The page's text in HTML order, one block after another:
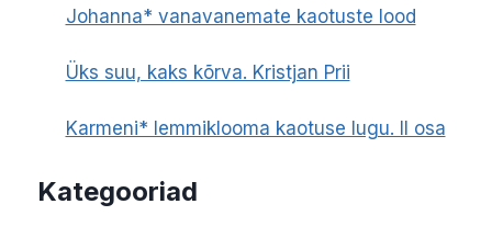
Johanna* vanavanemate kaotuste lood
Üks suu, kaks kõrva. Kristjan Prii
Karmeni* lemmiklooma kaotuse lugu. II osa
Kategooriad